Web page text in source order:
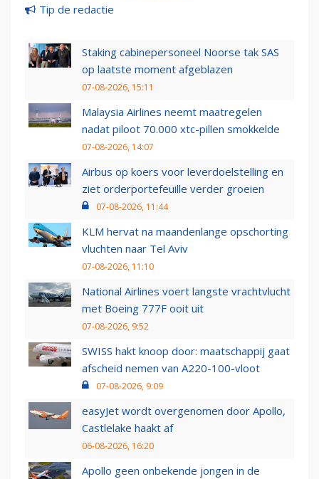
Tip de redactie
Staking cabinepersoneel Noorse tak SAS
op laatste moment afgeblazen
07-08-2026, 15:11
Malaysia Airlines neemt maatregelen
nadat piloot 70.000 xtc-pillen smokkelde
07-08-2026, 14:07
Airbus op koers voor leverdoelstelling en
ziet orderportefeuille verder groeien
07-08-2026, 11:44
KLM hervat na maandenlange opschorting
vluchten naar Tel Aviv
07-08-2026, 11:10
National Airlines voert langste vrachtvlucht
met Boeing 777F ooit uit
07-08-2026, 9:52
SWISS hakt knoop door: maatschappij gaat
afscheid nemen van A220-100-vloot
07-08-2026, 9:09
easyJet wordt overgenomen door Apollo,
Castlelake haakt af
06-08-2026, 16:20
Apollo geen onbekende jongen in de